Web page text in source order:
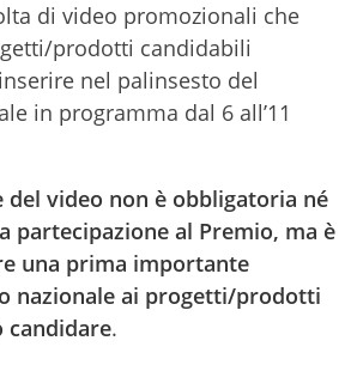
di video promozionali che
prodotti candidabili
nel palinsesto del
in programma dal 6 all’11
del video non è obbligatoria né
partecipazione al Premio, ma è
una prima importante
nazionale ai progetti/prodotti
candidare.